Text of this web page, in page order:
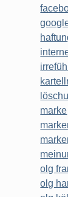
marke
olg
olg